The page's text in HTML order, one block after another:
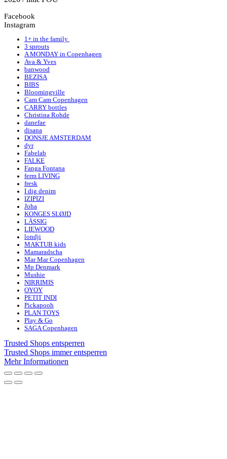
Facebook
Instagram
1+ in the family
3 sprouts
A MONDAY in Copenhagen
Ava & Yves
banwood
BEZISA
BIBS
Bloomingville
Cam Cam Copenhagen
CARRY bottles
Christina Rohde
danefae
disana
DONSJE AMSTERDAM
dyr
Fabelab
FALKE
Fanga Fontana
ferm LIVING
fresk
I dig denim
IZIPIZI
Joha
KONGES SLØJD
LÄSSIG
LIEWOOD
londji
MAKTUB kids
Mamaradscha
Mar Mar Copenhagen
Mp Denmark
Mushie
NIRRIMIS
OYOY
PETIT INDI
Pickapooh
PLAN TOYS
Play & Go
SAGA Copenhagen
Trusted Shops entsperren
Trusted Shops immer entsperren
Mehr Informationen